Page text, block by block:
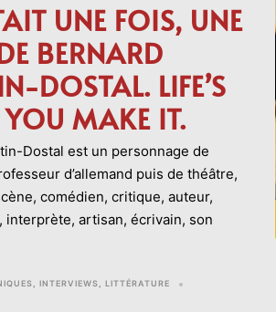
UNE FOIS, UNE
BERNARD
DOSTAL. LIFE’S
MAKE IT.
Dostal est un personnage de
d’allemand puis de théâtre,
comédien, critique, auteur,
interprète, artisan, écrivain, son
INTERVIEWS
LITTÉRATURE